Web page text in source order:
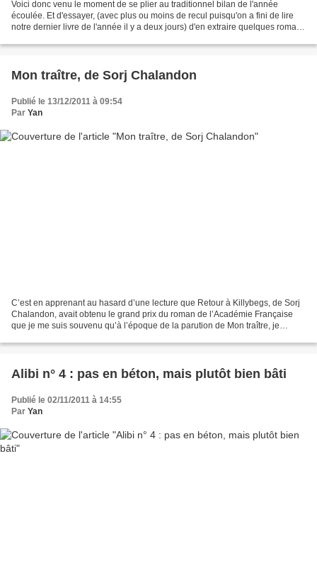
Voici donc venu le moment de se plier au traditionnel bilan de l'année
écoulée. Et d'essayer, (avec plus ou moins de recul puisqu'on a fini de lire
notre dernier livre de l'année il y a deux jours) d'en extraire quelques romans
Mon traître, de Sorj Chalandon
Publié le 13/12/2011 à 09:54
Par Yan
C’est en apprenant au hasard d’une lecture que Retour à Killybegs, de Sorj
Chalandon, avait obtenu le grand prix du roman de l’Académie Française
que je me suis souvenu qu’à l’époque de la parution de Mon traître, je
Alibi n° 4 : pas en béton, mais plutôt bien bâti
Publié le 02/11/2011 à 14:55
Par Yan